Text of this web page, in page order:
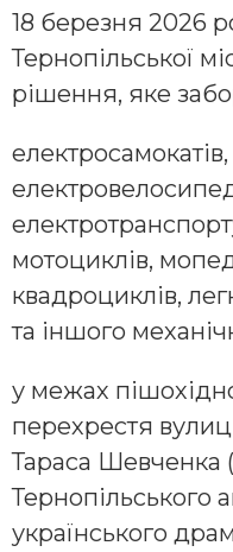
18 березня 2026
Тернопільської
рішення, яке
електросамокатів,
мотоциклів,
квадроциклів,
та іншого
у межах
перехрестя
Тараса
Тернопільського
українського